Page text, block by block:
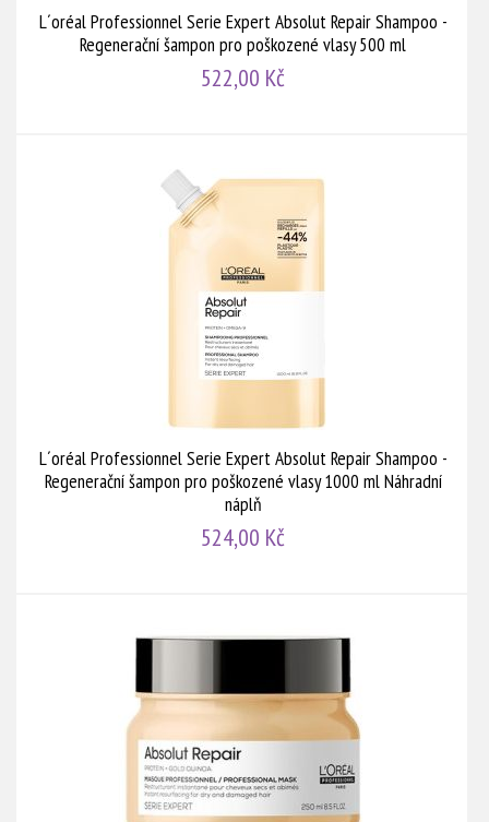
L´oréal Professionnel Serie Expert Absolut Repair Shampoo -
Regenerační šampon pro poškozené vlasy 500 ml
522,00 Kč
L´oréal Professionnel Serie Expert Absolut Repair Shampoo -
Regenerační šampon pro poškozené vlasy 1000 ml Náhradní
náplň
524,00 Kč